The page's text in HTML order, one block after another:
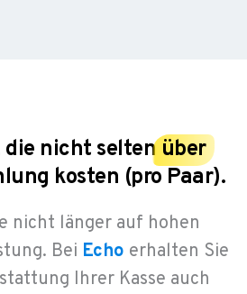
die nicht selten über
kosten (pro Paar).
nicht länger auf hohen
Bei Echo erhalten Sie
Ihrer Kasse auch